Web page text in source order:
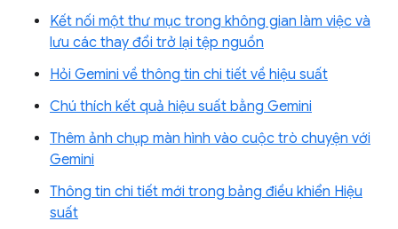
Kết nối một thư mục trong không gian làm việc và
lưu các thay đổi trở lại tệp nguồn
Hỏi Gemini về thông tin chi tiết về hiệu suất
Chú thích kết quả hiệu suất bằng Gemini
Thêm ảnh chụp màn hình vào cuộc trò chuyện với
Gemini
Thông tin chi tiết mới trong bảng điều khiển Hiệu
suất